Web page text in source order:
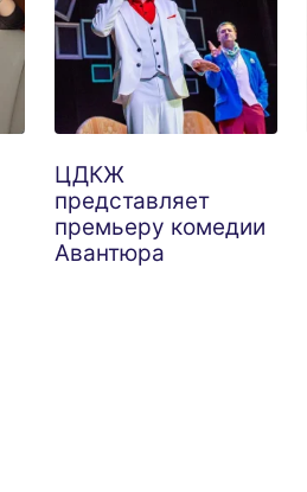
ЦДКЖ
представляет
премьеру комедии
Авантюра